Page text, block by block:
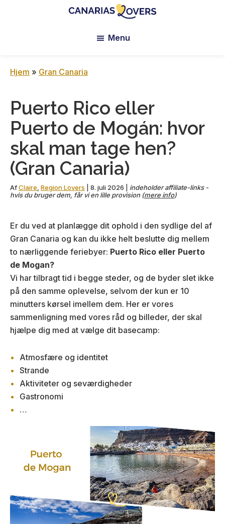
Lovers:
Gran
Canaria
blog
Menu
Hjem » Gran Canaria
Puerto Rico eller
Puerto de Mogán: hvor
skal man tage hen?
(Gran Canaria)
AfClaire Region Lovers 8. juli 2026
indeholder affiliate-links -
hvis du bruger dem, får vi en lille provision (mere info)
Er du ved at planlægge dit ophold i den sydlige del af
Gran Canaria og kan du ikke helt beslutte dig mellem
to nærliggende feriebyer: Puerto Rico eller Puerto
de Mogan?
Vi har tilbragt tid i begge steder, og de byder slet ikke
på den samme oplevelse, selvom der kun er 10
minutters kørsel imellem dem. Her er vores
sammenligning med vores råd og billeder, der skal
hjælpe dig med at vælge dit basecamp:
Atmosfære og identitet
Strande
Aktiviteter og seværdigheder
Gastronomi
…